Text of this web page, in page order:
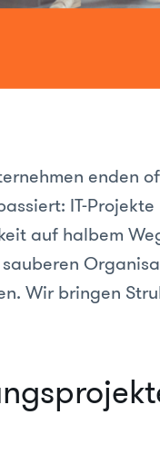
enden
IT-
auf halbem
Wir bringen